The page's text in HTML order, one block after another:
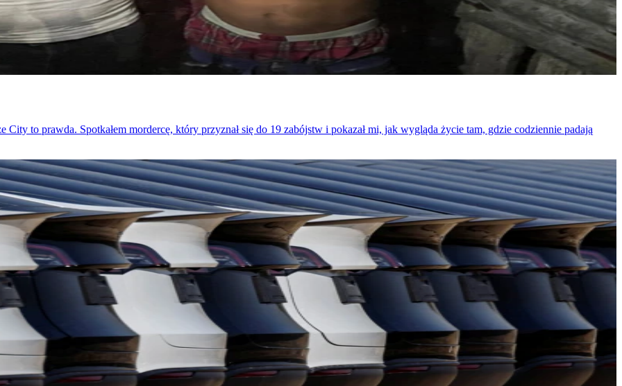
to prawda. Spotkałem mordercę, który przyznał się do 19 zabójstw i pokazał mi, jak wygląda życie tam, gdzie codziennie padają